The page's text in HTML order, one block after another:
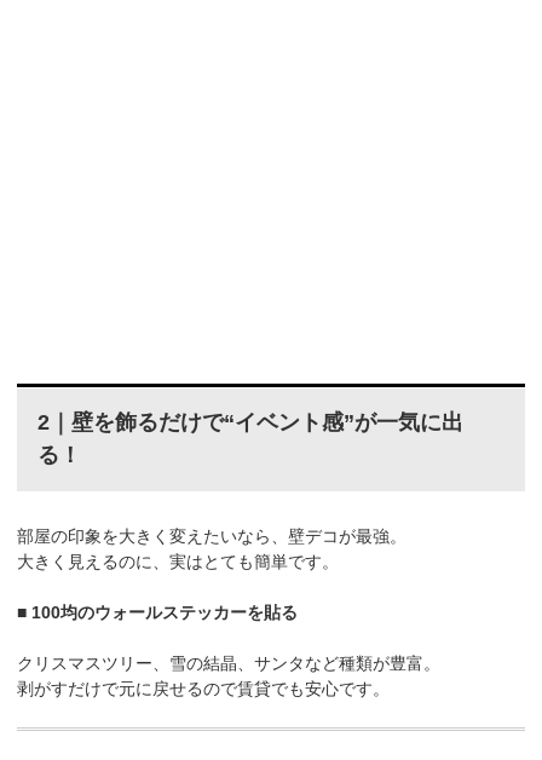
2｜壁を飾るだけで“イベント感”が一気に出
る！
部屋の印象を大きく変えたいなら、壁デコが最強。
大きく見えるのに、実はとても簡単です。
■ 100均のウォールステッカーを貼る
クリスマスツリー、雪の結晶、サンタなど種類が豊富。
剥がすだけで元に戻せるので賃貸でも安心です。